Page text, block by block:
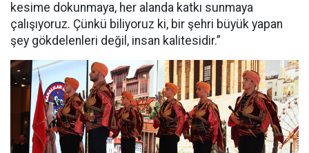
kesime dokunmaya, her alanda katkı sunmaya
çalışıyoruz. Çünkü biliyoruz ki, bir şehri büyük yapan
şey gökdelenleri değil, insan kalitesidir.”